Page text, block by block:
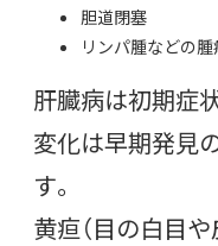
胆道閉塞
リンパ腫などの
肝臓病は初期症
変化は早期発見
す。
黄疸（目の白目